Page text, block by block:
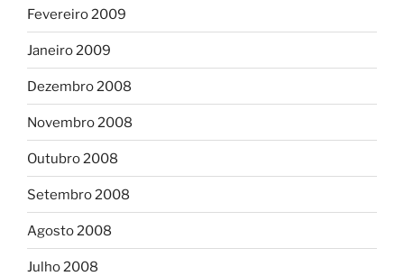
Fevereiro 2009
Janeiro 2009
Dezembro 2008
Novembro 2008
Outubro 2008
Setembro 2008
Agosto 2008
Julho 2008